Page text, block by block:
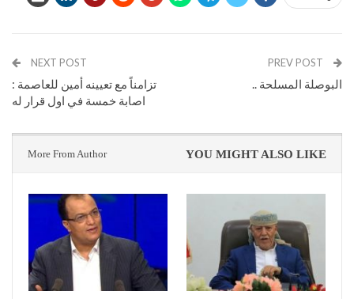
البوصلة المسلحة ..
NEXT POST
تزامناً مع تعيينه أمين للعاصمة :
اصابة خمسة في اول قرار له
YOU MIGHT ALSO LIKE
More From Author